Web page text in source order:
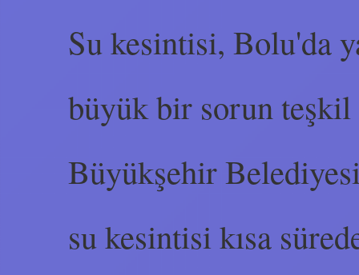
Su kesintisi, Bolu'da
büyük bir sorun
Büyükşehir
su kesintisi kısa